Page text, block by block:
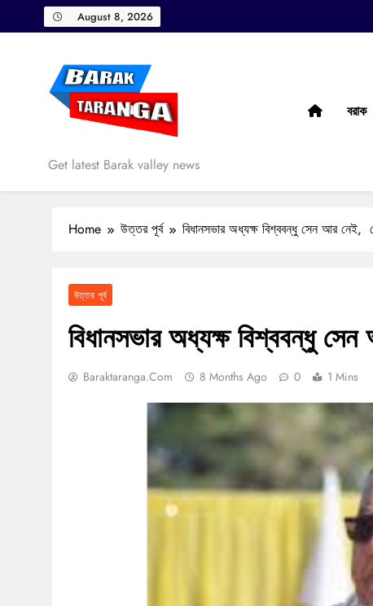
to
August 8, 2026
Barak Taranga
Get latest Barak valley news
বরাক
Home উত্তর পূর্ব বিধানসভার অধ্যক্ষ বিশ্ববন্ধু সেন আর নেই,
উত্তর পূর্ব
বিধানসভার অধ্যক্ষ বিশ্ববন্ধু
Baraktaranga.com 8 Months Ago 0 1 Mins